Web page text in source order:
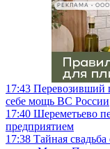
17:43 Перевозивший
себе мощь ВС России
17:40 Шереметьево
предприятием
17:38 Тайная